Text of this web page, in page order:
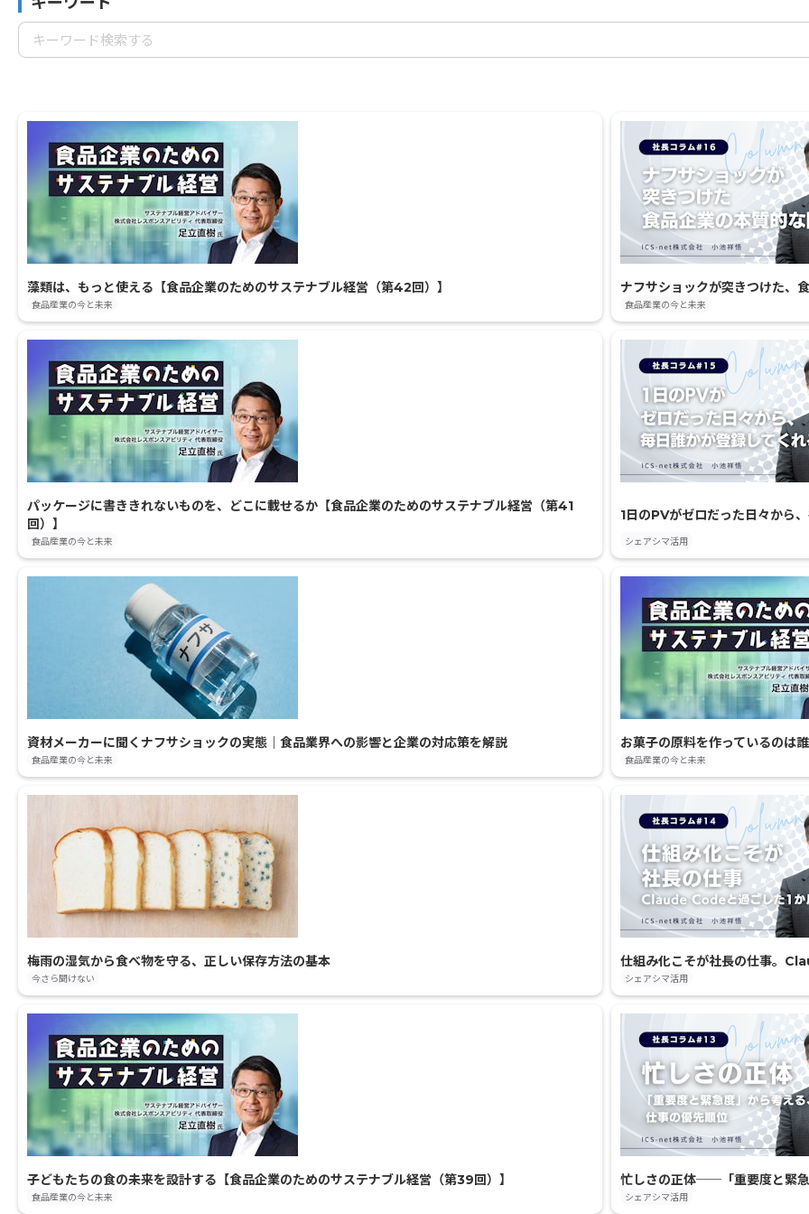
藻類は、もっと使える【食品企業のためのサステナブル経営（第42回）】
食品産業の今と未来
ナフサショックが突きつけた、
食品産業の今と未来
パッケージに書ききれないものを、どこに載せるか【食品企業のためのサステナブル経営（第41
回）】
食品産業の今と未来
1日のPVがゼロだった日々から
シェアシマ活用
資材メーカーに聞くナフサショックの実態｜食品業界への影響と企業の対応策を解説
食品産業の今と未来
お菓子の原料を作っているのは
食品産業の今と未来
梅雨の湿気から食べ物を守る、正しい保存方法の基本
今さら聞けない
仕組み化こそが社長の仕事。
シェアシマ活用
子どもたちの食の未来を設計する【食品企業のためのサステナブル経営（第39回）】
食品産業の今と未来
忙しさの正体──「重要度と緊
シェアシマ活用